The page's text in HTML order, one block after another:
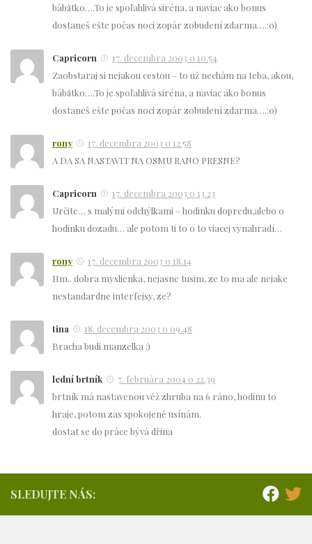
bábätko….To je spoľahlivá siréna, a naviac ako bonus
dostaneš ešte počas noci zopár zobudení zdarma….:o)
Capricorn
17. decembra 2003 o 10.54
Zaobstaraj si nejakou cestou – to už nechám na teba, akou,
bábätko….To je spoľahlivá siréna, a naviac ako bonus
dostaneš ešte počas noci zopár zobudení zdarma….:o)
rony
17. decembra 2003 o 12.58
A DA SA NASTAVIT NA OSMU RANO PRESNE?
Capricorn
17. decembra 2003 o 13.23
Určite… s malými odchýlkami – hodinku dopredu,alebo o
hodinku dozadu… ale potom ti to o to viacej vynahradí…
rony
17. decembra 2003 o 18.14
Hm.. dobra myslienka, nejasne tusim, ze to ma ale nejake
nestandardne interfejsy, ze?
tina
18. decembra 2003 o 09.48
Bracha budi manzelka :)
lední brtník
7. februára 2004 o 22.39
brtník má nastavenou věž zhruba na 6 ráno, hodinu to
hraje, potom zas spokojeně usínám.
dostat se do práce bývá dřina
SLEDUJTE NÁS: